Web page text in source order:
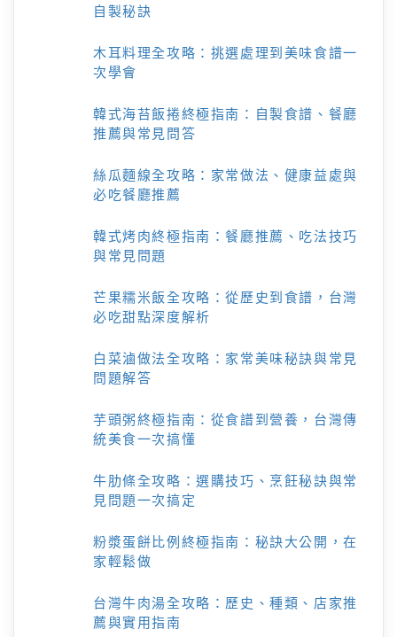
自製秘訣
木耳料理全攻略：挑選處理到美味食譜一
次學會
韓式海苔飯捲終極指南：自製食譜、餐廳
推薦與常見問答
絲瓜麵線全攻略：家常做法、健康益處與
必吃餐廳推薦
韓式烤肉終極指南：餐廳推薦、吃法技巧
與常見問題
芒果糯米飯全攻略：從歷史到食譜，台灣
必吃甜點深度解析
白菜滷做法全攻略：家常美味秘訣與常見
問題解答
芋頭粥終極指南：從食譜到營養，台灣傳
統美食一次搞懂
牛肋條全攻略：選購技巧、烹飪秘訣與常
見問題一次搞定
粉漿蛋餅比例終極指南：秘訣大公開，在
家輕鬆做
台灣牛肉湯全攻略：歷史、種類、店家推
薦與實用指南